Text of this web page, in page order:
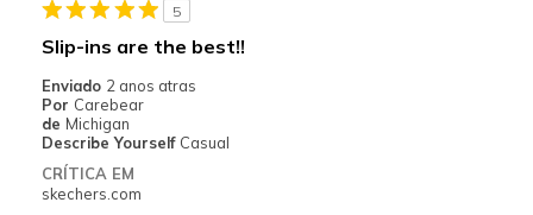
5
Slip-ins are the best!!
Enviado 2 anos atras
Por Carebear
de Michigan
Describe Yourself Casual
CRÍTICA EM
skechers.com